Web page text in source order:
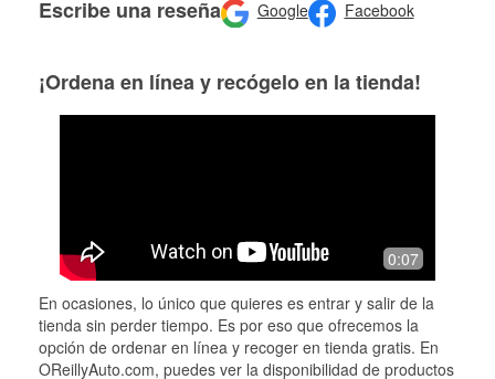
Escribe una reseña Google Facebook
¡Ordena en línea y recógelo en la tienda!
0:07
En ocasiones, lo único que quieres es entrar y salir de la
tienda sin perder tiempo. Es por eso que ofrecemos la
opción de ordenar en línea y recoger en tienda gratis. En
OReillyAuto.com, puedes ver la disponibilidad de productos